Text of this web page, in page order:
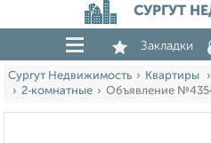
СУРГУТ
Закладки
Сургут Недвижимость Квартиры
2‑комнатные
Объявление